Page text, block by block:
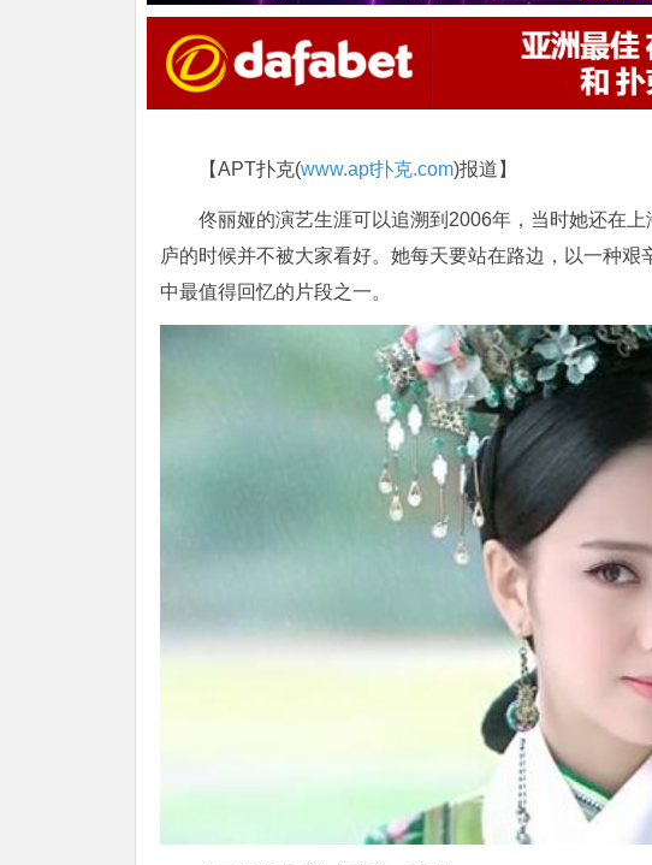
【APT扑克(www.apt扑克.com)报道】
佟丽娅的演艺生涯可以追溯到2006年，当时她还在
庐的时候并不被大家看好。她每天要站在路边，以一种
中最值得回忆的片段之一。